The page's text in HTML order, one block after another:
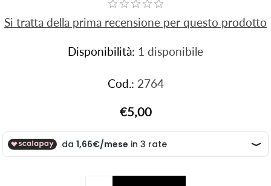
Si tratta della prima recensione per questo prodotto
Disponibilità: 1 disponibile
Cod.: 2764
€5,00